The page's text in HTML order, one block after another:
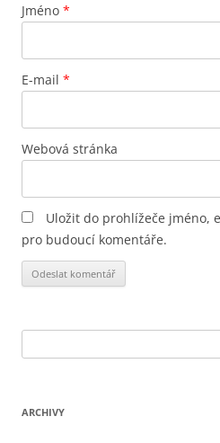
Jméno *
E-mail *
Webová stránka
Uložit do prohlížeče jméno,
pro budoucí komentáře.
ARCHIVY